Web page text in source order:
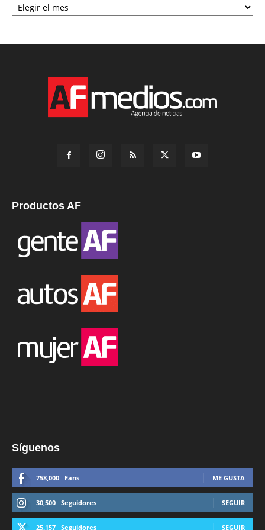
Productos AF
Síguenos
758,000 Fans ME GUSTA
30,500 Seguidores SEGUIR
25,157 Seguidores SEGUIR